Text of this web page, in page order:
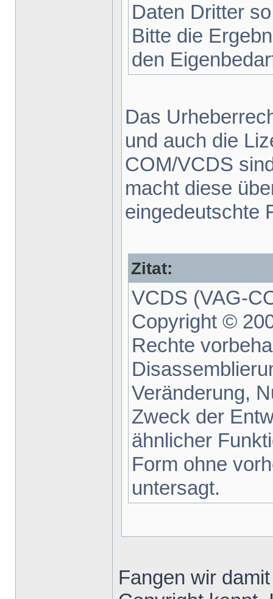
Daten Dritter
Bitte die
den
Das
und auch die
COM/VCDS
macht diese
eingedeutschte
Zitat:
VCDS (VAG-
Copyright ©
Rechte
Veränderung,
Zweck der
ähnlicher
Form ohne
untersagt.
Fangen wir